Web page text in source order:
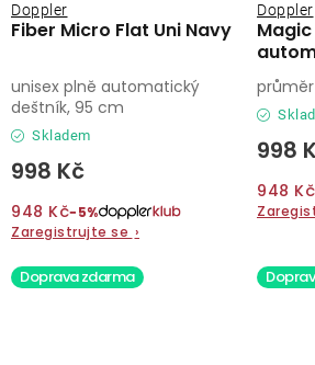
Fiber Micro Flat Uni Navy
Doppler
Skladem
998 Kč
948 Kč−5%
Zaregistrujte se ›
unisex plně automatický
deštník, 95 cm
Magic
Doppler
998
948 Kč
průměr
Doprava zdarma